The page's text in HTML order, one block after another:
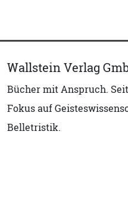
Wallstein Verlag
Bücher mit Anspruch.
Fokus auf
Belletristik.